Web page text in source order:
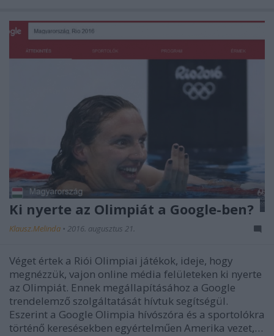
Ki nyerte az Olimpiát a Google-ben?
Klausz.Melinda • 2016. augusztus 21.
Véget értek a Riói Olimpiai játékok, ideje, hogy
megnézzük, vajon online média felületeken ki nyerte
az Olimpiát. Ennek megállapításához a Google
trendelemző szolgáltatását hívtuk segítségül.
Eszerint a Google Olimpia hívószóra és a sportolókra
történő keresésekben egyértelműen Amerika vezet,…